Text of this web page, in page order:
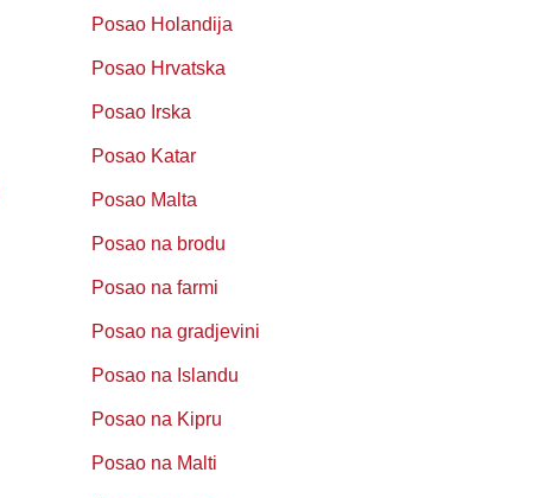
Posao Holandija
Posao Hrvatska
Posao Irska
Posao Katar
Posao Malta
Posao na brodu
Posao na farmi
Posao na gradjevini
Posao na Islandu
Posao na Kipru
Posao na Malti